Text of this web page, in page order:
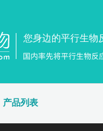
国内率先将平行生物反
您身边的平行生物
产品列表